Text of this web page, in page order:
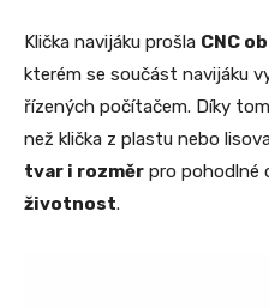
Klička navijáku prošla CNC
kterém se součást navijáku
řízených počítačem. Díky
než klička z plastu nebo
tvar i rozměr pro pohodlné
životnost.